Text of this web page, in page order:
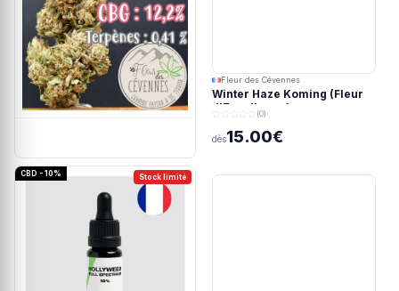
Fleur des Cévennes
Winter Haze Koming (Fleur
d'Excellence)
(0)
dès15.00€
Stock limité
CBD - 10%